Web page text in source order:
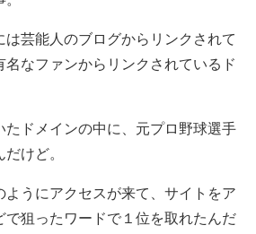
は芸能人のブログからリンクされて
名なファンからリンクされているド
たドメインの中に、元プロ野球選手
けど。
ようにアクセスが来て、サイトをア
で狙ったワードで１位を取れたんだ